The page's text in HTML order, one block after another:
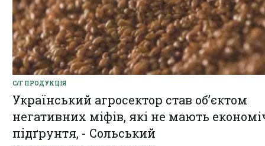
С/Г ПРОДУКЦІЯ
Український агросектор став об’єктом
негативних міфів, які не мають
підґрунтя, - Сольський